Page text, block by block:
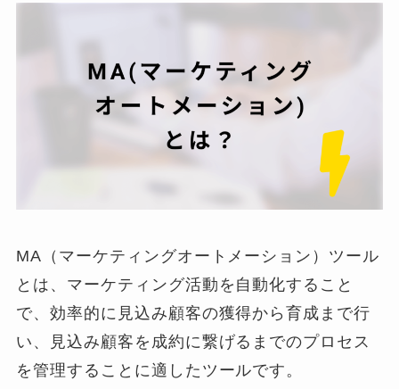
MA（マーケティングオートメーション）ツール
とは、 マーケティング活動を自動化すること
で、効率的に見込み顧客の獲得から育成まで行
い、見込み顧客を成約に繋げるまでのプロセス
を管理することに適したツールです。